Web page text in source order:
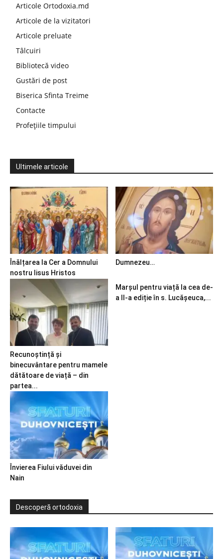
Articole Ortodoxia.md
Articole de la vizitatori
Articole preluate
Tâlcuiri
Bibliotecă video
Gustări de post
Biserica Sfinta Treime
Contacte
Profețiile timpului
Ultimele articole
Înălțarea la Cer a Domnului
nostru Iisus Hristos
Dumnezeu…
Recunoștință și
binecuvântare pentru mamele
dătătoare de viață – din
partea...
Marșul pentru viață la cea de-
a II-a ediție în s. Lucășeuca,...
Învierea Fiului văduvei din
Nain
Descoperă ortodoxia